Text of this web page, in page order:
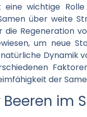
wichtige
über weite
die Regeneration
um neue
Dynamik
der
Beeren im